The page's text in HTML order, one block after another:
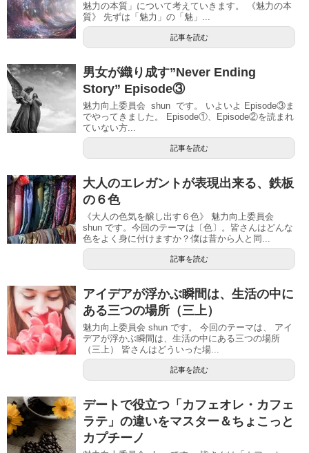
魅力の本質」について考えていきます。 《魅力の本
質》 先ずは「魅力」の「魅」...
記事を読む
男女が織り成す”Never Ending
Story” Episode③
魅力向上委員会 shun です。 いよいよ Episode③ま
でやってきました。 Episode①、Episode②を読まれ
ていない方...
記事を読む
大人のエレガントが表現出来る、鉄板
の６色
《大人の色気を醸し出す６色》 魅力向上委員会
shun です。今回のテーマは〔色〕。皆さんはどんな
色をよく身に付けますか？僕は昔から人と同...
記事を読む
アイデアが浮かぶ瞬間は、生活の中に
ある三つの場所（三上）
魅力向上委員会 shun です。 今回のテーマは、 アイ
デアが浮かぶ瞬間は、生活の中にある三つの場所
（三上） 皆さんはどういった場...
記事を読む
デートで役立つ「カフェオレ・カフェ
ラテ」の違いをマスター＆ちょこっと
カプチーノ